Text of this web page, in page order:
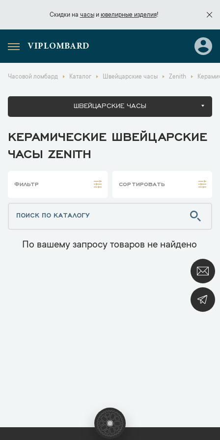
Скидки на часыи ювелирные изделия!
Скидки начасы
VIPLOMBARD
Часовой ломбард Каталог Швейцарские часы Zenith
ШВЕЙЦАРСКИЕ ЧАСЫ
КЕРАМИЧЕСКИЕ ШВЕЙЦАРСКИЕ
ЧАСЫ ZENITH
ФИЛЬТР СОРТИРОВАТЬ
По вашему запросу товаров не найдено